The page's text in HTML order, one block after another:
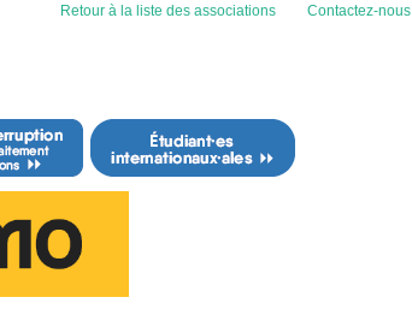
Retour à la liste des associations Contactez-nous